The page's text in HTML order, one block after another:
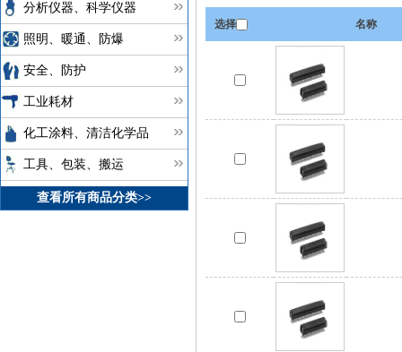
分析仪器、科学仪器
照明、暖通、防爆
安全、防护
工业耗材
化工涂料、清洁化学品
工具、包装、搬运
查看所有商品分类>>
选择 名称